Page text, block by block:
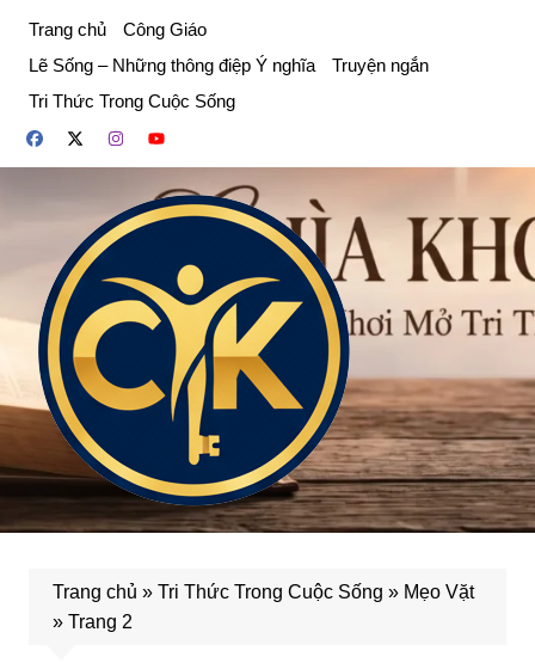
phần
dung
Trang chủ
Công Giáo
Lẽ Sống – Những thông điệp Ý nghĩa
Truyện ngắn
Tri Thức Trong Cuộc Sống
Trang chủ » Tri Thức Trong Cuộc Sống » Mẹo Vặt
» Trang 2